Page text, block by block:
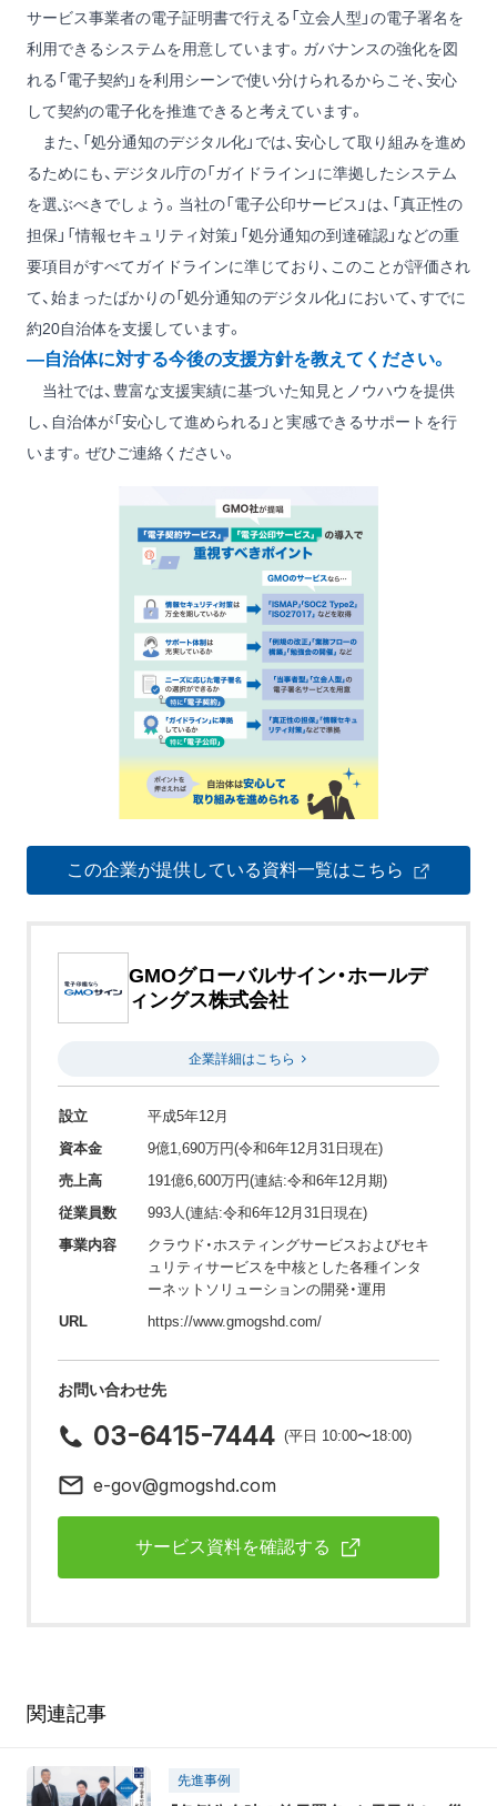
サービス事業者の電子証明書で行える「立会人型」の電子署名を
利用できるシステムを用意しています。ガバナンスの強化を図
れる「電子契約」を利用シーンで使い分けられるからこそ、安心
して契約の電子化を推進できると考えています。
また、「処分通知のデジタル化」では、安心して取り組みを進め
るためにも、デジタル庁の「ガイドライン」に準拠したシステム
を選ぶべきでしょう。当社の「電子公印サービス」は、「真正性の
担保」「情報セキュリティ対策」「処分通知の到達確認」などの重
要項目がすべてガイドラインに準じており、このことが評価され
て、始まったばかりの「処分通知のデジタル化」において、すでに
約20自治体を支援しています。
―自治体に対する今後の支援方針を教えてください。
当社では、豊富な支援実績に基づいた知見とノウハウを提供
し、自治体が「安心して進められる」と実感できるサポートを行
います。ぜひご連絡ください。
この企業が提供している資料一覧はこちら
GMOグローバルサイン・ホールデ
ィングス株式会社
企業詳細はこちら
設立
平成5年12月
資本金
9億1,690万円(令和6年12月31日現在)
売上高
191億6,600万円(連結:令和6年12月期)
従業員数
993人(連結:令和6年12月31日現在)
事業内容
クラウド・ホスティングサービスおよびセキ
ュリティサービスを中核とした各種インタ
ーネットソリューションの開発・運用
URL
https://www.gmogshd.com/
お問い合わせ先
03-6415-7444 (平日 10:00〜18:00)
e-gov@gmogshd.com
サービス資料を確認する
関連記事
先進事例